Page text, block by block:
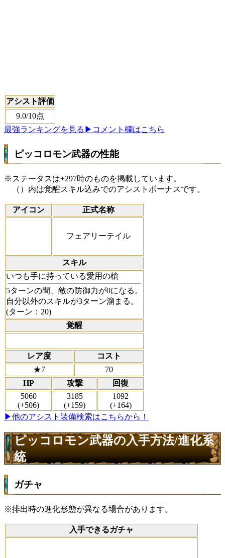
アシスト評価
9.0/10点
最強ランキングを見る ▶コメント欄はこちら
ピッコロモン武器の性能
※ステータスは+297時のものを掲載しています。
（）内は覚醒スキル込みでのアシストボーナスです。
アイコン 正式名称
フェアリーテイル
スキル
いつも手に持っている愛用の槍
5ターンの間、敵の防御力が0になる。
自分以外のスキルが3ターン溜まる。
(ターン：20)
覚醒
レア度
コスト
★7
70
HP
攻撃
回復
5060
(+506)
3185
(+159)
1092
(+164)
▶他のアシスト装備検索はこちらから！
ピッコロモン武器の入手方法/進化系
統
ガチャ
※排出時の進化形態が異なる場合があります。
入手できるガチャ